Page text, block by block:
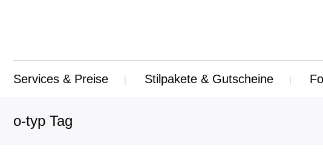
Services & Preise Stilpakete & Gutscheine
o-typ Tag